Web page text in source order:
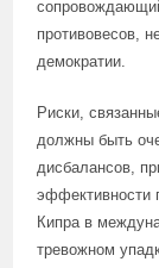
противовесов,
демократии.
Риски,
должны быть
дисбалансов,
эффективности
Кипра в
тревожном